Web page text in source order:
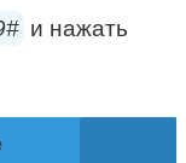
и нажать